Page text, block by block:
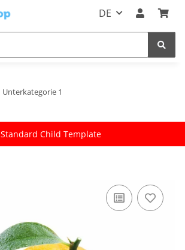
DE
Unterkategorie 1
Standard Child Template